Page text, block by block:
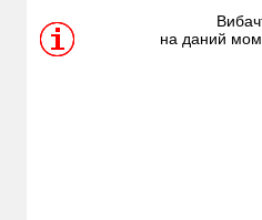
на даний